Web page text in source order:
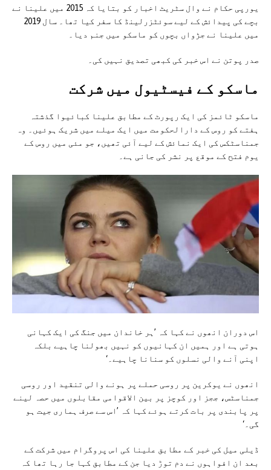
یورپی حکام نے وال سٹریٹ اخبار کو بتایا کہ 2015 میں علینا نے
بچے کی پیدائش کے لیے سوئٹزرلینڈ کا سفر کیا تھا۔ سال 2019
میں علینا نے جڑواں بچوں کو ماسکو میں جنم دیا۔
صدر پوتن نے اس خبر کی کبھی تصدیق نہیں کی۔
ماسکو کے فیسٹیول میں شرکت
ماسکو ٹائمز کی ایک رپورٹ کے مطابق علینا کبائیوا گذشتہ
ہفتے کو روس کے دارالحکومت میں ایک میلے میں شریک ہوئیں۔ وہ
جمناسٹکس کی ایک نمائش کے لیے آئی تھیں، جو مئی میں روس کے
یوم فتح کے موقع پر نشر کی جانی ہے۔
اس دوران انھوں نے کہا کہ ’ہر خاندان میں جنگ کی ایک کہانی
ہوتی ہے اور ہمیں ان کہانیوں کو نہیں بھولنا چاہیے بلکہ
اپنی آنے والی نسلوں کو سنانا چاہیے۔‘
انھوں نے یوکرین پر روسی حملے پر ہونے والی تنقید اور روسی
جمناسٹس، ججز اور کوچز پر بین الاقوامی مقابلوں میں حصہ لینے
پر پابندی پر بات کرتے ہوئے کہا کہ ’اس سے صرف ہماری جیت ہو
گی۔‘
ڈیلی میل کی خبر کے مطابق علینا کی اس پروگرام میں شرکت کے
بعد ان افواہوں نے دم توڑ دیا جن کے مطابق کہا جا رہا تھا کہ